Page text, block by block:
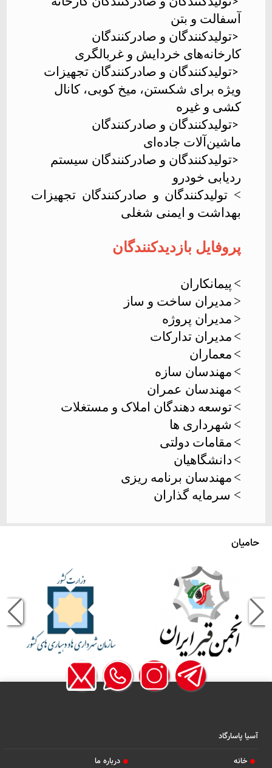
آسفالت و بتن
>تولیدکنندگان و صادرکنندگان
کارخانه‌های خردایش و غربالگری
>تولیدکنندگان و صادرکنندگان تجهیزات
ویژه برای شکستن، میخ کوبی، کانال
کشی و غیره
>تولیدکنندگان و صادرکنندگان
ماشین‌آلات جاده‌ای
>تولیدکنندگان و صادرکنندگان سیستم
ردیابی خودرو
> تولیدکنندگان و صادرکنندگان تجهیزات
بهداشت و ایمنی شغلی
پروفایل بازدیدکنندگان
> پیمانکاران
< مدیران ساخت و ساز
< مدیران پروژه
> مدیران تدارکات
> معماران
> مهندسان سازه
> مهندسان عمران
>توسعه دهندگان املاک و مستغلات
> شهرداری ها
> مقامات دولتی
>دانشگاهیان
> مهندسان برنامه ریزی
> سرمایه گذاران
حامیان
آسیا پاسارگاد
خانه درباره ما